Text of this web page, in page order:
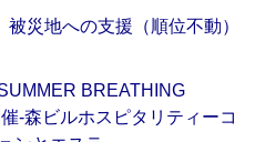
災地への支援（順位不動）
BREATHING
‐森ビルホスピタリティーコ